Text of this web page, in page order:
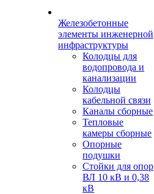
Железобетонные
элементы инженерной
инфраструктуры
Колодцы для
водопровода и
канализации
Колодцы
кабельной связи
Каналы сборные
Тепловые
камеры сборные
Опорные
подушки
Стойки для опор
ВЛ 10 кВ и 0,38
кВ